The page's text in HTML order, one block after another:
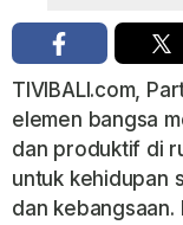
TIVIBALI.com,
elemen bangsa
dan produktif di
untuk kehidupan
dan kebangsaan.